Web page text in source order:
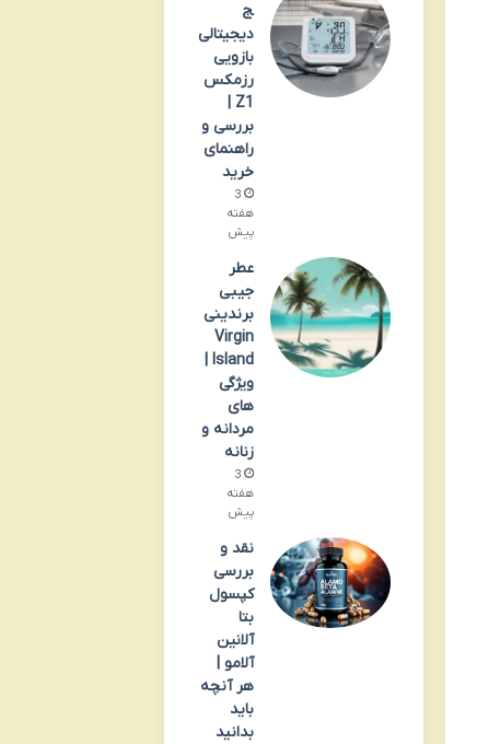
ج
دیجیتالی
بازویی
رزمکس
Z1 |
بررسی و
راهنمای
خرید
3
هفته
پیش
عطر
جیبی
برندینی
Virgin
Island |
ویژگی
های
مردانه و
زنانه
3
هفته
پیش
نقد و
بررسی
کپسول
بتا
آلانین
آلامو |
هر آنچه
باید
بدانید